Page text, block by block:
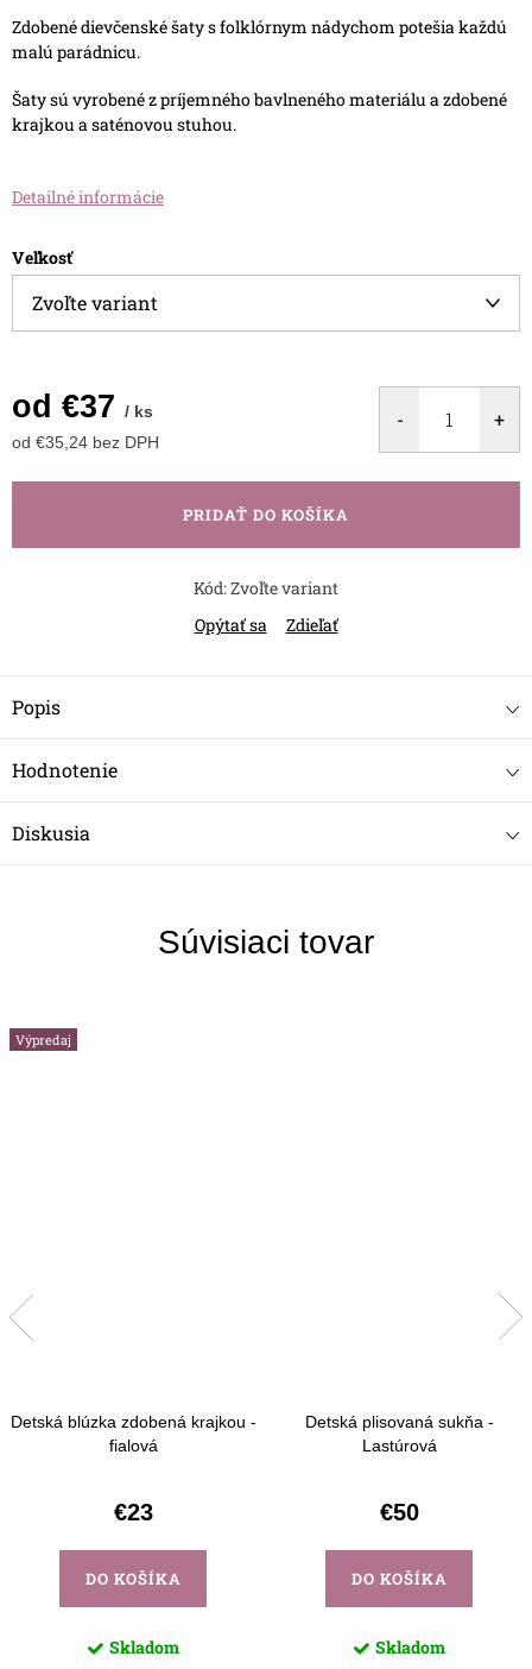
Zdobené dievčenské šaty s folklórnym nádychom potešia každú
malú parádnicu.
Šaty sú vyrobené z príjemného bavlneného materiálu a zdobené
krajkou a saténovou stuhou.
Detailné informácie
Veľkosť
od €37 / ks
od €35,24 bez DPH
cena:
PRIDAŤ DO KOŠÍKA
Kód:Zvoľte variant
Opýtať sa
Zdieľať
Popis
Hodnotenie
Diskusia
Súvisiaci tovar
Výpredaj
Detská blúzka zdobená krajkou -
fialová
€23
DO KOŠÍKA
Skladom
Detská plisovaná sukňa -
Lastúrová
€50
DO KOŠÍKA
Skladom